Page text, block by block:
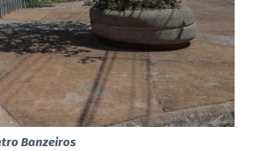
Banzeiros